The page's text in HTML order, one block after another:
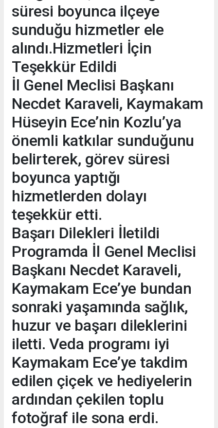
süresi boyunca ilçeye
sunduğu hizmetler ele
alındı.Hizmetleri İçin
Teşekkür Edildi
İl Genel Meclisi Başkanı
Necdet Karaveli, Kaymakam
Hüseyin Ece’nin Kozlu’ya
önemli katkılar sunduğunu
belirterek, görev süresi
boyunca yaptığı
hizmetlerden dolayı
teşekkür etti.
Başarı Dilekleri İletildi
Programda İl Genel Meclisi
Başkanı Necdet Karaveli,
Kaymakam Ece’ye bundan
sonraki yaşamında sağlık,
huzur ve başarı dileklerini
iletti. Veda programı iyi
Kaymakam Ece’ye takdim
edilen çiçek ve hediyelerin
ardından çekilen toplu
fotoğraf ile sona erdi.